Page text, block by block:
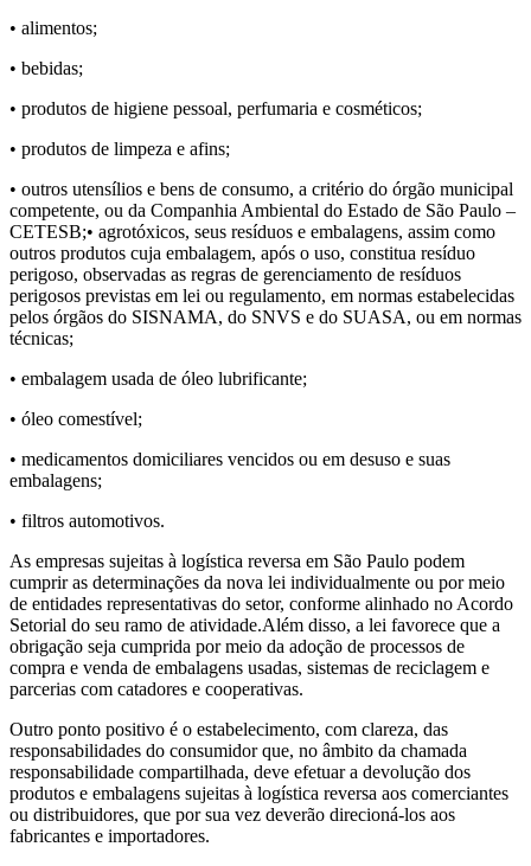
• alimentos;
• bebidas;
• produtos de higiene pessoal, perfumaria e cosméticos;
• produtos de limpeza e afins;
• outros utensílios e bens de consumo, a critério do órgão municipal
competente, ou da Companhia Ambiental do Estado de São Paulo –
CETESB;• agrotóxicos, seus resíduos e embalagens, assim como
outros produtos cuja embalagem, após o uso, constitua resíduo
perigoso, observadas as regras de gerenciamento de resíduos
perigosos previstas em lei ou regulamento, em normas estabelecidas
pelos órgãos do SISNAMA, do SNVS e do SUASA, ou em normas
técnicas;
• embalagem usada de óleo lubrificante;
• óleo comestível;
• medicamentos domiciliares vencidos ou em desuso e suas
embalagens;
• filtros automotivos.
As empresas sujeitas à logística reversa em São Paulo podem
cumprir as determinações da nova lei individualmente ou por meio
de entidades representativas do setor, conforme alinhado no Acordo
Setorial do seu ramo de atividade.Além disso, a lei favorece que a
obrigação seja cumprida por meio da adoção de processos de
compra e venda de embalagens usadas, sistemas de reciclagem e
parcerias com catadores e cooperativas.
Outro ponto positivo é o estabelecimento, com clareza, das
responsabilidades do consumidor que, no âmbito da chamada
responsabilidade compartilhada, deve efetuar a devolução dos
produtos e embalagens sujeitas à logística reversa aos comerciantes
ou distribuidores, que por sua vez deverão direcioná-los aos
fabricantes e importadores.